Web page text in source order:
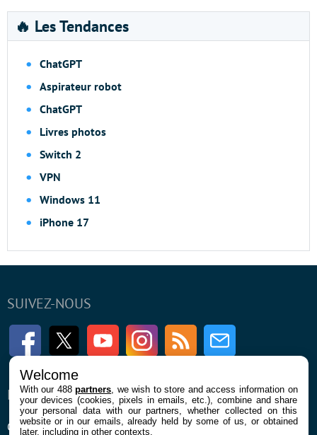
🔥 Les Tendances
ChatGPT
Aspirateur robot
ChatGPT
Livres photos
Switch 2
VPN
Windows 11
iPhone 17
SUIVEZ-NOUS
FacebookTwitter Youtube InstagramRSS Newsletter
ENTREPRISE
Qui sommes nous
À PROPOS
La rédaction
Welcome
With our 488partners , we wish to store and access information on
your devices (cookies, pixels in emails, etc.), combine and share
your personal data with our partners, whether collected on this
website or in our emails, already held by some of us, or obtained
later, including in other contexts.